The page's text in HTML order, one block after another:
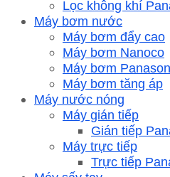
Lọc không khí
Máy bơm nước
Máy bơm đẩy cao
Máy bơm Nanoco
Máy bơm
Máy bơm tăng áp
Máy nước nóng
Máy gián tiếp
Gián tiếp
Máy trực tiếp
Trực tiếp